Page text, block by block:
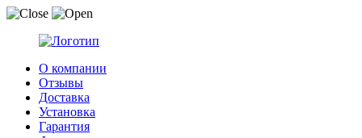
О компании
Отзывы
Доставка
Установка
Гарантия